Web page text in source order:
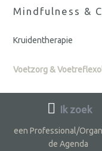
Mindfulness &
Kruidentherapie
Voetzorg &
Ik zoek
een Professional/
de Agenda